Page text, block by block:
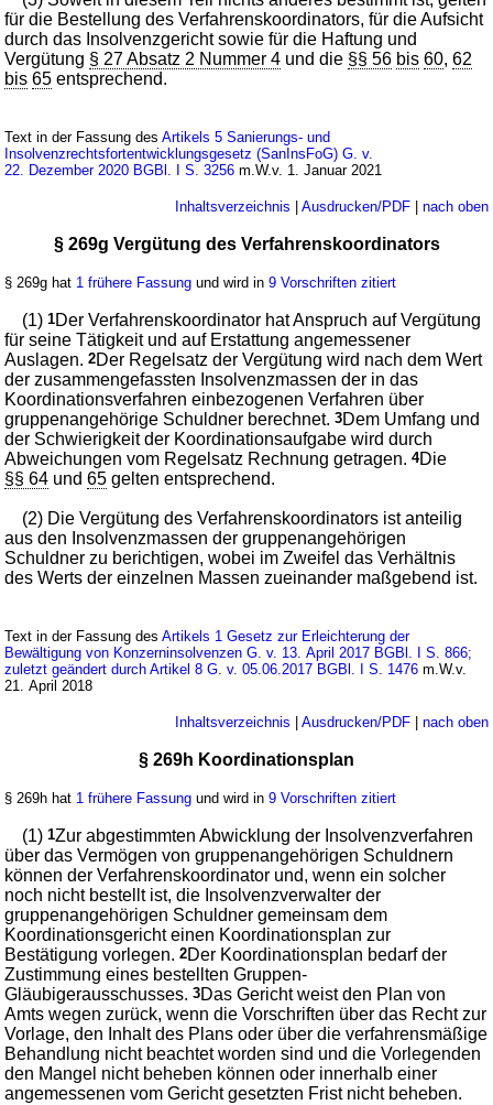
für die Bestellung des Verfahrenskoordinators, für die Aufsicht
durch das Insolvenzgericht sowie für die Haftung und
Vergütung § 27 Absatz 2 Nummer 4 und die §§ 56 bis 60,62
bis 65 entsprechend.
Text in der Fassung desArtikels 5 Sanierungs- und
Insolvenzrechtsfortentwicklungsgesetz (SanInsFoG) G. v.
22. Dezember 2020 BGBl. I S. 3256 m.W.v. 1. Januar 2021
Inhaltsverzeichnis Ausdrucken/PDF| nach oben
§ 269g Vergütung des Verfahrenskoordinators
§ 269g hat 1 frühere Fassung und wird in9 Vorschriften zitiert
(1)1Der Verfahrenskoordinator hat Anspruch auf Vergütung
für seine Tätigkeit und auf Erstattung angemessener
Auslagen.2Der Regelsatz der Vergütung wird nach dem Wert
der zusammengefassten Insolvenzmassen der in das
Koordinationsverfahren einbezogenen Verfahren über
gruppenangehörige Schuldner berechnet.3Dem Umfang und
der Schwierigkeit der Koordinationsaufgabe wird durch
Abweichungen vom Regelsatz Rechnung getragen.4Die
§§ 64 und65 gelten entsprechend.
(2) Die Vergütung des Verfahrenskoordinators ist anteilig
aus den Insolvenzmassen der gruppenangehörigen
Schuldner zu berichtigen, wobei im Zweifel das Verhältnis
des Werts der einzelnen Massen zueinander maßgebend ist.
Text in der Fassung desArtikels 1 Gesetz zur Erleichterung der
Bewältigung von Konzerninsolvenzen G. v. 13. April 2017 BGBl. I S. 866;
zuletzt geändert durch Artikel 8 G. v. 05.06.2017 BGBl. I S. 1476 m.W.v.
21. April 2018
Inhaltsverzeichnis Ausdrucken/PDF| nach oben
§ 269h Koordinationsplan
§ 269h hat 1 frühere Fassung und wird in9 Vorschriften zitiert
(1)1Zur abgestimmten Abwicklung der Insolvenzverfahren
über das Vermögen von gruppenangehörigen Schuldnern
können der Verfahrenskoordinator und, wenn ein solcher
noch nicht bestellt ist, die Insolvenzverwalter der
gruppenangehörigen Schuldner gemeinsam dem
Koordinationsgericht einen Koordinationsplan zur
Bestätigung vorlegen.2Der Koordinationsplan bedarf der
Zustimmung eines bestellten Gruppen-
Gläubigerausschusses.3Das Gericht weist den Plan von
Amts wegen zurück, wenn die Vorschriften über das Recht zur
Vorlage, den Inhalt des Plans oder über die verfahrensmäßige
Behandlung nicht beachtet worden sind und die Vorlegenden
den Mangel nicht beheben können oder innerhalb einer
angemessenen vom Gericht gesetzten Frist nicht beheben.